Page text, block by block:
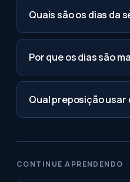
Quais são os dias da
Por que os dias são
Qual preposição usar
CONTINUE APRENDENDO